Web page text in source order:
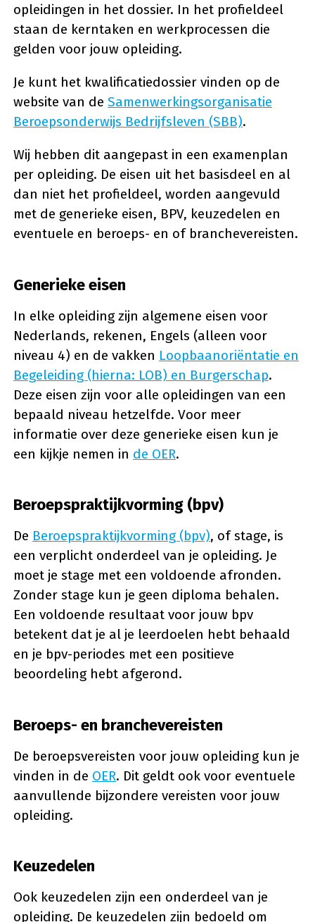
opleidingen in het dossier. In het profieldeel
staan de kerntaken en werkprocessen die
gelden voor jouw opleiding.
Je kunt het kwalificatiedossier vinden op de
website van de Samenwerkingsorganisatie
Beroepsonderwijs Bedrijfsleven (SBB).
Wij hebben dit aangepast in een examenplan
per opleiding. De eisen uit het basisdeel en al
dan niet het profieldeel, worden aangevuld
met de generieke eisen, BPV, keuzedelen en
eventuele en beroeps- en of branchevereisten.
Generieke eisen
In elke opleiding zijn algemene eisen voor
Nederlands, rekenen, Engels (alleen voor
niveau 4) en de vakken Loopbaanoriëntatie en
Begeleiding (hierna: LOB) en Burgerschap.
Deze eisen zijn voor alle opleidingen van een
bepaald niveau hetzelfde. Voor meer
informatie over deze generieke eisen kun je
een kijkje nemen in de OER.
Beroepspraktijkvorming (bpv)
De Beroepspraktijkvorming (bpv), of stage, is
een verplicht onderdeel van je opleiding. Je
moet je stage met een voldoende afronden.
Zonder stage kun je geen diploma behalen.
Een voldoende resultaat voor jouw bpv
betekent dat je al je leerdoelen hebt behaald
en je bpv-periodes met een positieve
beoordeling hebt afgerond.
Beroeps- en branchevereisten
De beroepsvereisten voor jouw opleiding kun je
vinden in de OER. Dit geldt ook voor eventuele
aanvullende bijzondere vereisten voor jouw
opleiding.
Keuzedelen
Ook keuzedelen zijn een onderdeel van je
opleiding. De keuzedelen zijn bedoeld om